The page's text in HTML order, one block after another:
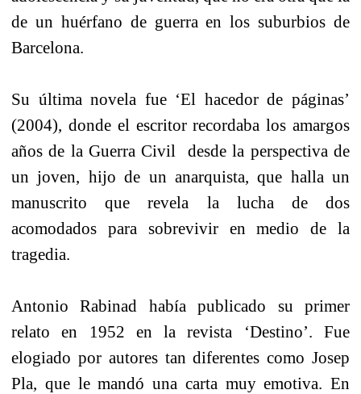
de un huérfano de guerra en los suburbios de
Barcelona.
Su última novela fue ‘El hacedor de páginas’
(2004), donde el escritor recordaba los amargos
años de la Guerra Civil desde la perspectiva de
un joven, hijo de un anarquista, que halla un
manuscrito que revela la lucha de dos
acomodados para sobrevivir en medio de la
tragedia.
Antonio Rabinad había publicado su primer
relato en 1952 en la revista ‘Destino’. Fue
elogiado por autores tan diferentes como Josep
Pla, que le mandó una carta muy emotiva. En